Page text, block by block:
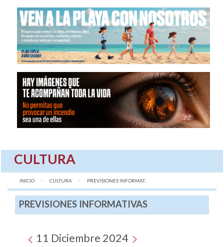
CULTURA
INICIO CULTURA AQUÍ:
PREVISIONES INFORMAT...
PREVISIONES INFORMATIVAS
11 Diciembre 2024